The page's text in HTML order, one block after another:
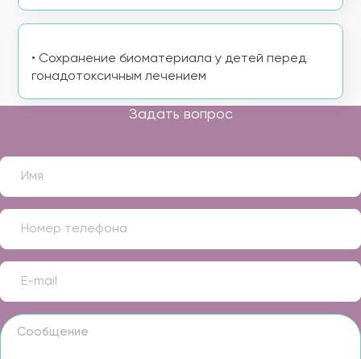
• Сохранение биоматериала у детей перед
гонадотоксичным лечением
Задать вопрос